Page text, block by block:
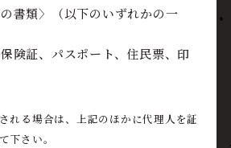
書類〉（以下のいずれかの一
険証、パスポート、住民票、印
れる場合は、上記のほかに代理人を証
下さい。